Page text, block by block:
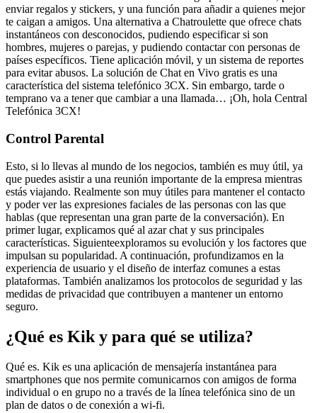
enviar regalos y stickers, y una función para añadir a quienes mejor
te caigan a amigos. Una alternativa a Chatroulette que ofrece chats
instantáneos con desconocidos, pudiendo especificar si son
hombres, mujeres o parejas, y pudiendo contactar con personas de
países específicos. Tiene aplicación móvil, y un sistema de reportes
para evitar abusos. La solución de Chat en Vivo gratis es una
característica del sistema telefónico 3CX. Sin embargo, tarde o
temprano va a tener que cambiar a una llamada… ¡Oh, hola Central
Telefónica 3CX!
Control Parental
Esto, si lo llevas al mundo de los negocios, también es muy útil, ya
que puedes asistir a una reunión importante de la empresa mientras
estás viajando. Realmente son muy útiles para mantener el contacto
y poder ver las expresiones faciales de las personas con las que
hablas (que representan una gran parte de la conversación). En
primer lugar, explicamos qué al azar chat y sus principales
características. Siguienteexploramos su evolución y los factores que
impulsan su popularidad. A continuación, profundizamos en la
experiencia de usuario y el diseño de interfaz comunes a estas
plataformas. También analizamos los protocolos de seguridad y las
medidas de privacidad que contribuyen a mantener un entorno
seguro.
¿Qué es Kik y para qué se utiliza?
Qué es. Kik es una aplicación de mensajería instantánea para
smartphones que nos permite comunicarnos con amigos de forma
individual o en grupo no a través de la línea telefónica sino de un
plan de datos o de conexión a wi-fi.